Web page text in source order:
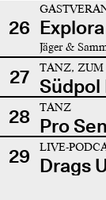
26 Explora
Jäger &
27 TANZ,
Südpol
28
TANZ
Pro
29
LIVE-
Drags